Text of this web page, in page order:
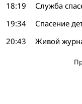
18:19
Служба
19:34
Спасение
20:43
Живой